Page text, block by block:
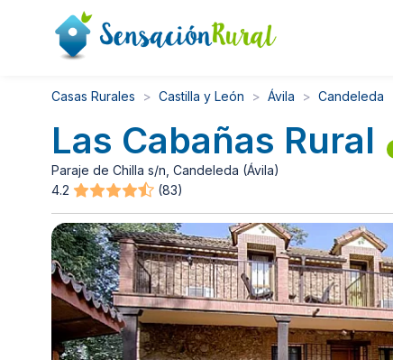
Casas Rurales Castilla y León Ávila Candeleda
Las Cabañas Rural
Paraje de Chilla s/n, Candeleda (Ávila)
4.2
(83)